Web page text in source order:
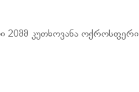
კუთხოვანა ოქროსფერი